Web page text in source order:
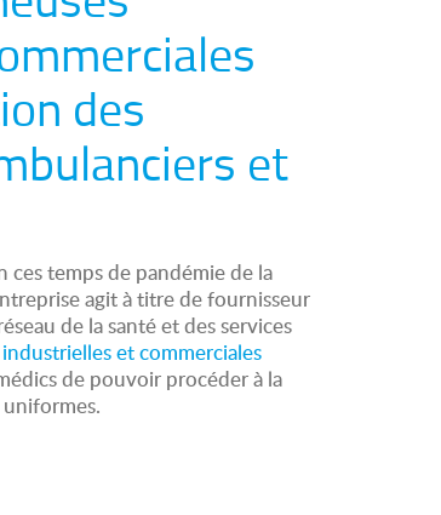
des
et
temps de pandémie de la
agit à titre de fournisseur
de la santé et des services
et commerciales
de pouvoir procéder à la